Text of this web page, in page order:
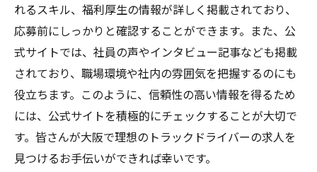
れるスキル、福利厚生の情報が詳しく掲載されており、
応募前にしっかりと確認することができます。また、公
式サイトでは、社員の声やインタビュー記事なども掲載
されており、職場環境や社内の雰囲気を把握するのにも
役立ちます。このように、信頼性の高い情報を得るため
には、公式サイトを積極的にチェックすることが大切で
す。皆さんが大阪で理想のトラックドライバーの求人を
見つけるお手伝いができれば幸いです。